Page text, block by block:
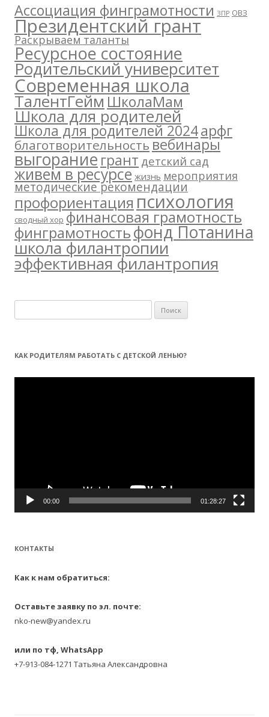
Ассоциация финграмотности ЗПР ОВЗ
Президентский грант
Раскрываем таланты
Ресурсное состояние
Родительский университет
Современная школа
ТалентГеймШколаМам
Школа для родителей
Школа для родителей 2024арфг
благотворительностьвебинары
выгораниегрант детский сад
живем в ресурсе жизнь мероприятия
методические рекомендации
профориентация психология
сводный хор финансовая грамотность
финграмотностьфонд Потанина
школа филантропии
эффективная филантропия
а
т
:
КАК РОДИТЕЛЯМ РАБОТАТЬ С ДЕТСКОЙ ЛЕНЬЮ?
Видеоплеер
00:00 01:28:27
КОНТАКТЫ
Как к нам обратиться:
Оставьте заявку по эл. почте:
nko-new@yandex.ru
или по тф, WhatsApp
+7-913-084-1271 Татьяна Александровна